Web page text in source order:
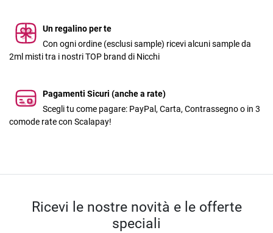
Un regalino per te
Con ogni ordine (esclusi sample) ricevi alcuni sample da
2ml misti tra i nostri TOP brand di Nicchi
Pagamenti Sicuri (anche a rate)
Scegli tu come pagare: PayPal, Carta, Contrassegno o in 3
comode rate con Scalapay!
Ricevi le nostre novità e le offerte
speciali